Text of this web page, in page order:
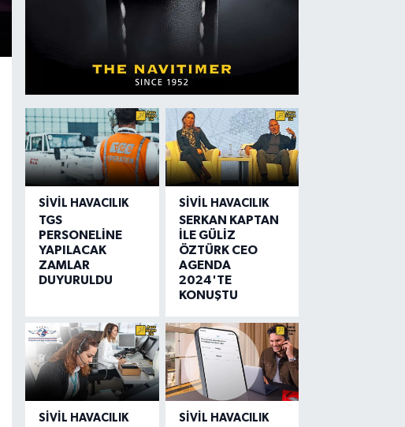
SIVIL HAVACILIK
TGS
PERSONELİNE
YAPILACAK
ZAMLAR
DUYURULDU
SIVIL HAVACILIK
SERKAN KAPTAN
İLE GÜLİZ
ÖZTÜRK CEO
AGENDA
2024'TE
KONUŞTU
SIVIL HAVACILIK SIVIL HAVACILIK